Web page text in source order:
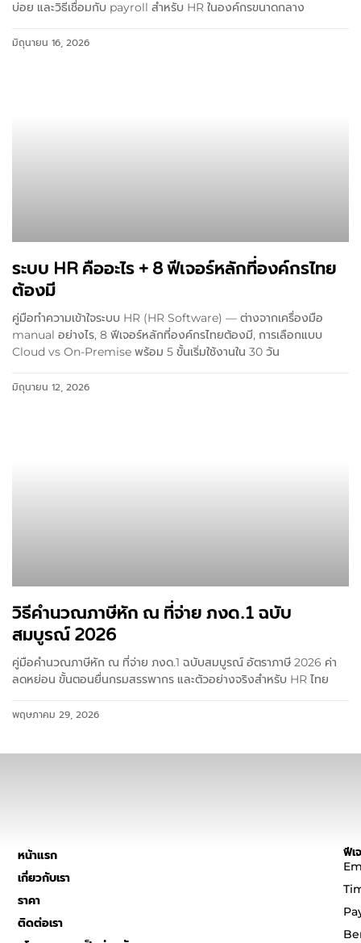
บ่อย และวิธีเชื่อมกับ payroll สำหรับ HR ในองค์กรขนาดกลาง
มิถุนายน 16, 2026
ระบบ HR คืออะไร + 8 ฟีเจอร์หลักที่องค์กรไทย
ต้องมี
คู่มือทำความเข้าใจระบบ HR (HR Software) — ต่างจากเครื่องมือ
manual อย่างไร, 8 ฟีเจอร์หลักที่องค์กรไทยต้องมี, การเลือกแบบ
Cloud vs On-Premise พร้อม 5 ขั้นเริ่มใช้งานใน 30 วัน
มิถุนายน 12, 2026
วิธีคำนวณภาษีหัก ณ ที่จ่าย ภงด.1 ฉบับ
สมบูรณ์ 2026
คู่มือคำนวณภาษีหัก ณ ที่จ่าย ภงด.1 ฉบับสมบูรณ์ อัตราภาษี 2026 ค่า
ลดหย่อน ขั้นตอนยื่นกรมสรรพากร และตัวอย่างจริงสำหรับ HR ไทย
พฤษภาคม 29, 2026
หน้าแรก
เกี่ยวกับเรา
ราคา
ติดต่อเรา
ฟีเ